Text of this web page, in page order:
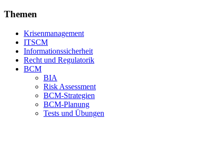
Themen
Krisenmanagement
ITSCM
Informationssicherheit
Recht und Regulatorik
BCM
BIA
Risk Assessment
BCM-Strategien
BCM-Planung
Tests und Übungen